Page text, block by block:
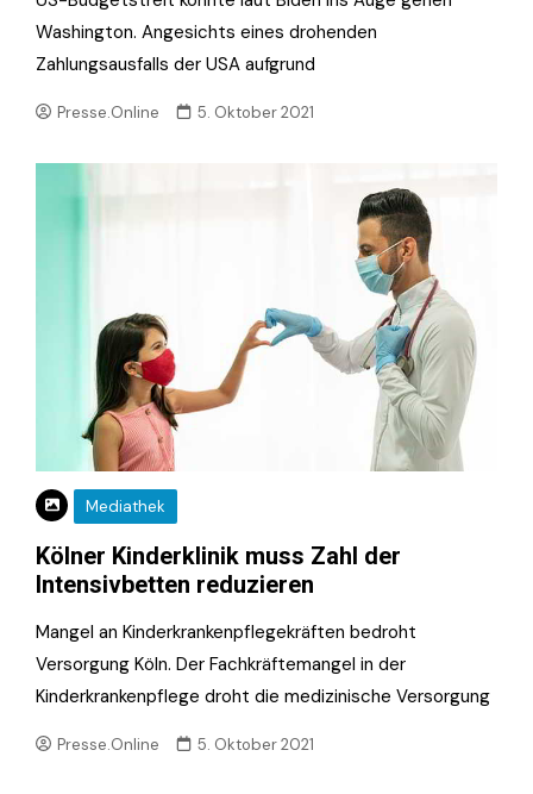
Washington. Angesichts eines drohenden
Zahlungsausfalls der USA aufgrund
Presse.Online 5. Oktober 2021
Mediathek
Kölner Kinderklinik muss Zahl der
Intensivbetten reduzieren
Mangel an Kinderkrankenpflegekräften bedroht
Versorgung Köln. Der Fachkräftemangel in der
Kinderkrankenpflege droht die medizinische Versorgung
Presse.Online 5. Oktober 2021